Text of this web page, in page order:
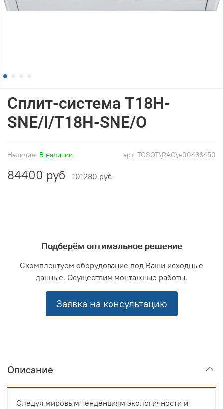
арт. TOSOT\RAC\e00436450
Наличие: В наличии
Сплит-система T18H-
SNE/I/T18H-SNE/O
84400 руб 101280 руб
Подберём оптимальное решение
Скомплектуем оборудование под Ваши исходные
данные. Осуществим монтажные работы.
Заявка на консультацию
Описание
Следуя мировым тенденциям экологичности и